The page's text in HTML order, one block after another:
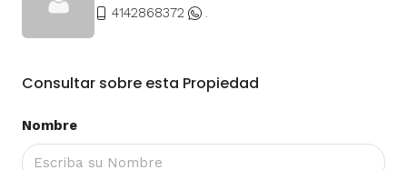
4142868372
.
Consultar sobre esta Propiedad
Nombre